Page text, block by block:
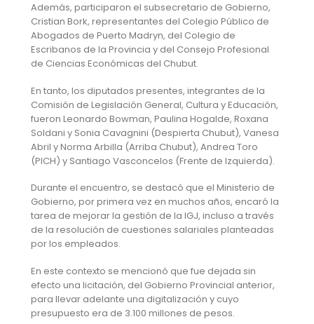
Además, participaron el subsecretario de Gobierno,
Cristian Bork, representantes del Colegio Público de
Abogados de Puerto Madryn, del Colegio de
Escribanos de la Provincia y del Consejo Profesional
de Ciencias Económicas del Chubut.
En tanto, los diputados presentes, integrantes de la
Comisión de Legislación General, Cultura y Educación,
fueron Leonardo Bowman, Paulina Hogalde, Roxana
Soldani y Sonia Cavagnini (Despierta Chubut), Vanesa
Abril y Norma Arbilla (Arriba Chubut), Andrea Toro
(PICH) y Santiago Vasconcelos (Frente de Izquierda).
Durante el encuentro, se destacó que el Ministerio de
Gobierno, por primera vez en muchos años, encaró la
tarea de mejorar la gestión de la IGJ, incluso a través
de la resolución de cuestiones salariales planteadas
por los empleados.
En este contexto se mencionó que fue dejada sin
efecto una licitación, del Gobierno Provincial anterior,
para llevar adelante una digitalización y cuyo
presupuesto era de 3.100 millones de pesos.